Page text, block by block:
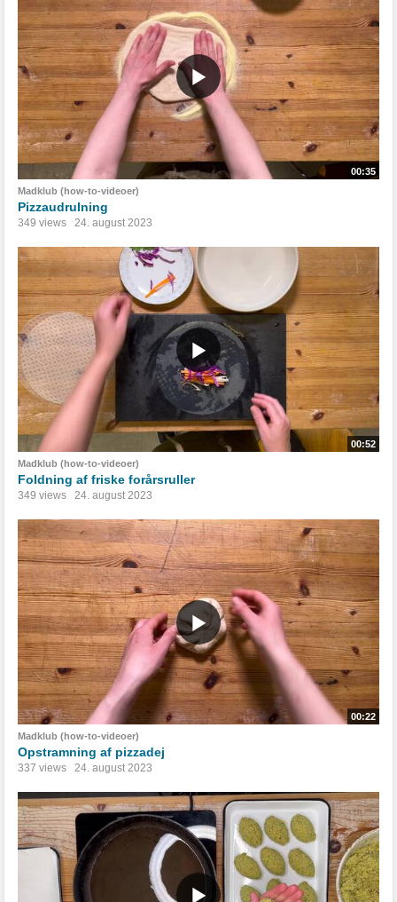
00:35
Madklub (how-to-videoer)
Pizzaudrulning
349 views 24. august 2023
00:52
Madklub (how-to-videoer)
Foldning af friske forårsruller
349 views 24. august 2023
00:22
Madklub (how-to-videoer)
Opstramning af pizzadej
337 views 24. august 2023